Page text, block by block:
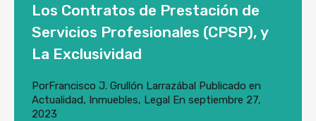
Los Contratos de Prestación de
Servicios Profesionales (CPSP), y
La Exclusividad
PorFrancisco J. Grullón Larrazábal Publicado en
Actualidad, Inmuebles, Legal En septiembre 27,
2023